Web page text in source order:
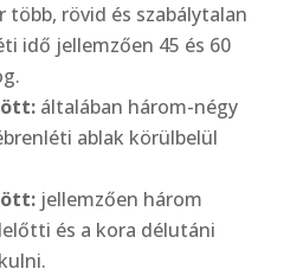
több, rövid és szabálytalan
idő jellemzően 45 és 60
általában három-négy
ablak körülbelül
jellemzően három
és a kora délutáni